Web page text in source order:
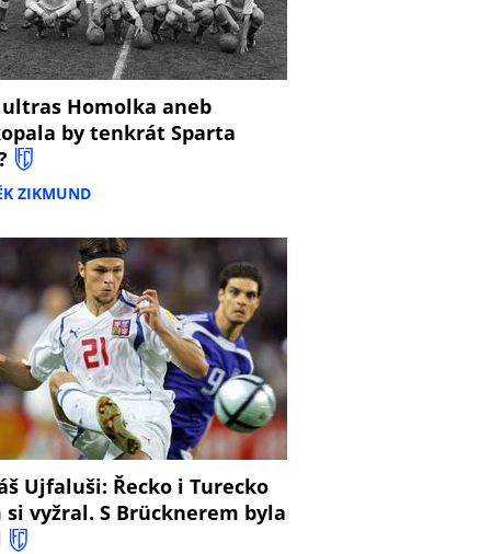
ultras Homolka aneb
by tenkrát Sparta
ZIKMUND
Ujfaluši: Řecko i Turecko
si vyžral. S Brücknerem byla